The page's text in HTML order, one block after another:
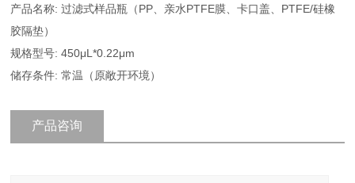
产品名称: 过滤式样品瓶（PP、亲水PTFE膜、卡口盖、PTFE/硅橡
胶隔垫）
规格型号: 450μL*0.22μm
储存条件: 常温（原敞开环境）
产品咨询